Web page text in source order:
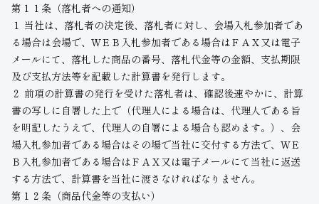
第１１条（落札者への通知）
１ 当社は、落札者の決定後、落札者に対し、会場入札参加者であ
る場合は会場で、ＷＥＢ入札参加者である場合はＦＡＸ又は電子
メールにて、落札した商品の番号、落札代金等の金額、支払期限
及び支払方法等を記載した計算書を発行します。
２ 前項の計算書の発行を受けた落札者は、確認後速やかに、計算
書の写しに自署した上で（代理人による場合は、代理人である旨
を明記したうえで、代理人の自署による場合も認めます。）、会
場入札参加者である場合はその場で当社に交付する方法で、ＷＥ
Ｂ入札参加者である場合はＦＡＸ又は電子メールにて当社に返送
する方法で、計算書を当社に渡さなければなりません。
第１２条（商品代金等の支払い）